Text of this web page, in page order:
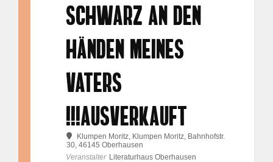
SCHWARZ AN DEN
HÄNDEN MEINES
VATERS
!!!AUSVERKAUFT
Klumpen Moritz , Klumpen Moritz, Bahnhofstr.
30, 46145 Oberhausen
Veranstalter Literaturhaus Oberhausen